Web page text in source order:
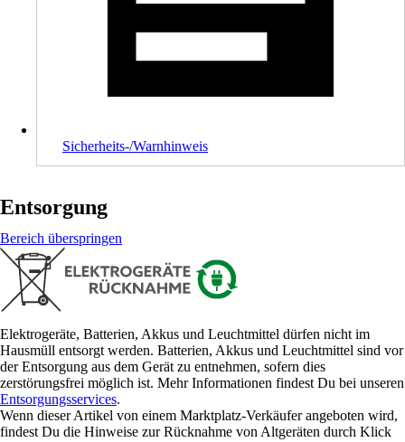
Sicherheits-/Warnhinweis
Entsorgung
Bereich überspringen
Elektrogeräte, Batterien, Akkus und Leuchtmittel dürfen nicht im
Hausmüll entsorgt werden. Batterien, Akkus und Leuchtmittel sind vor
der Entsorgung aus dem Gerät zu entnehmen, sofern dies
zerstörungsfrei möglich ist. Mehr Informationen findest Du bei unseren
Entsorgungsservices.
Wenn dieser Artikel von einem Marktplatz-Verkäufer angeboten wird,
findest Du die Hinweise zur Rücknahme von Altgeräten durch Klick